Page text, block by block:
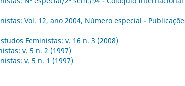
Vol. 12, ano 2004, Número especial -
Feministas: v. 16 n. 3 (2008)
v. 5 n. 2 (1997)
v. 5 n. 1 (1997)